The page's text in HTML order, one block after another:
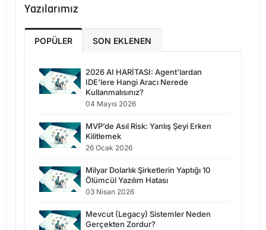
Yazılarımız
POPÜLER SON EKLENEN
2026 AI HARİTASI: Agent'lardan
IDE'lere Hangi Aracı Nerede
Kullanmalısınız?
04 Mayıs 2026
MVP’de Asıl Risk: Yanlış Şeyi Erken
Kilitlemek
26 Ocak 2026
Milyar Dolarlık Şirketlerin Yaptığı 10
Ölümcül Yazılım Hatası
03 Nisan 2026
Mevcut (Legacy) Sistemler Neden
Gerçekten Zordur?